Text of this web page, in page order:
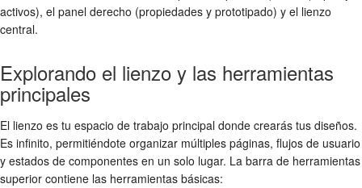
activos), el panel derecho (propiedades y prototipado) y el lienzo
central.
Explorando el lienzo y las herramientas
principales
El lienzo es tu espacio de trabajo principal donde crearás tus diseños.
Es infinito, permitiéndote organizar múltiples páginas, flujos de usuario
y estados de componentes en un solo lugar. La barra de herramientas
superior contiene las herramientas básicas: